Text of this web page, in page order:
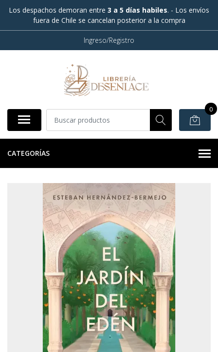
Los despachos demoran entre 3 a 5 días habiles. - Los envíos
fuera de Chile se cancelan posterior a la compra
Ingreso/Registro
0
CATEGORÍAS